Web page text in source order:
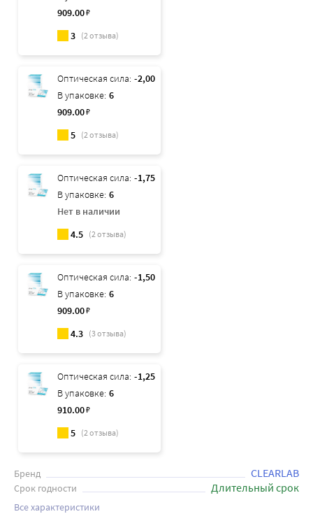
909.00₽
3 (2отзыва)
Оптическая сила: -2,00
В упаковке: 6
909.00₽
5 (2отзыва)
Оптическая сила: -1,75
В упаковке: 6
Нет в наличии
4.5 (2отзыва)
Оптическая сила: -1,50
В упаковке: 6
909.00₽
4.3 (3отзыва)
Оптическая сила: -1,25
В упаковке: 6
910.00₽
5 (2отзыва)
Бренд CLEARLAB
Срок годности Длительный срок
Все характеристики